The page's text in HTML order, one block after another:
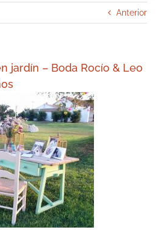
Anterior
jardín – Boda Rocío & Leo